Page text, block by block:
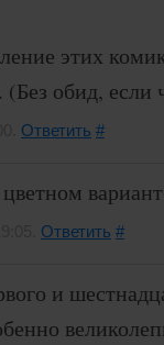
этих
обид, если
Ответить #
Ответить #
и